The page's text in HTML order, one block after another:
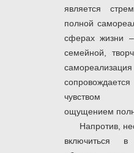
является
полной
сферах жизни –
семейной,
чувством
ощущением
Напротив,
включиться